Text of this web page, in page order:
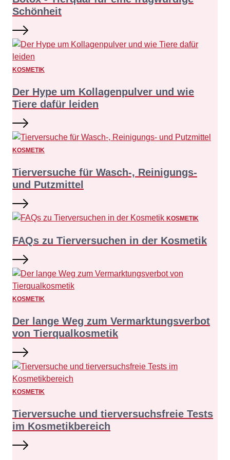
Schönheit
KOSMETIK
Der Hype um Kollagenpulver und wie
Tiere dafür leiden
KOSMETIK
Tierversuche für Wasch-, Reinigungs-
und Putzmittel
KOSMETIK
FAQs zu Tierversuchen in der Kosmetik
KOSMETIK
Der lange Weg zum Vermarktungsverbot
von Tierqualkosmetik
KOSMETIK
Tierversuche und tierversuchsfreie Tests
im Kosmetikbereich